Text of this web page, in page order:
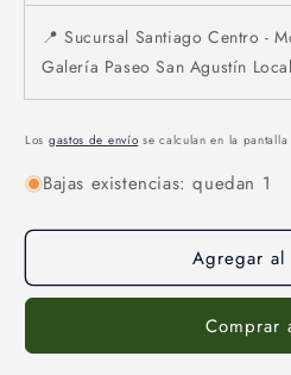
📍 Sucursal Santiago Centro -
Galería Paseo San Agustín
Los gastos de envío se calculan en la
Bajas existencias: quedan 1
Agregar al
Comprar